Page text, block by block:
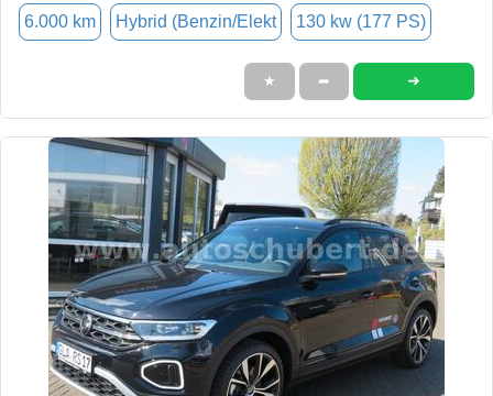
6.000 km Hybrid (Benzin/Elekt 130 kw (177 PS)
★ ➦ ➜